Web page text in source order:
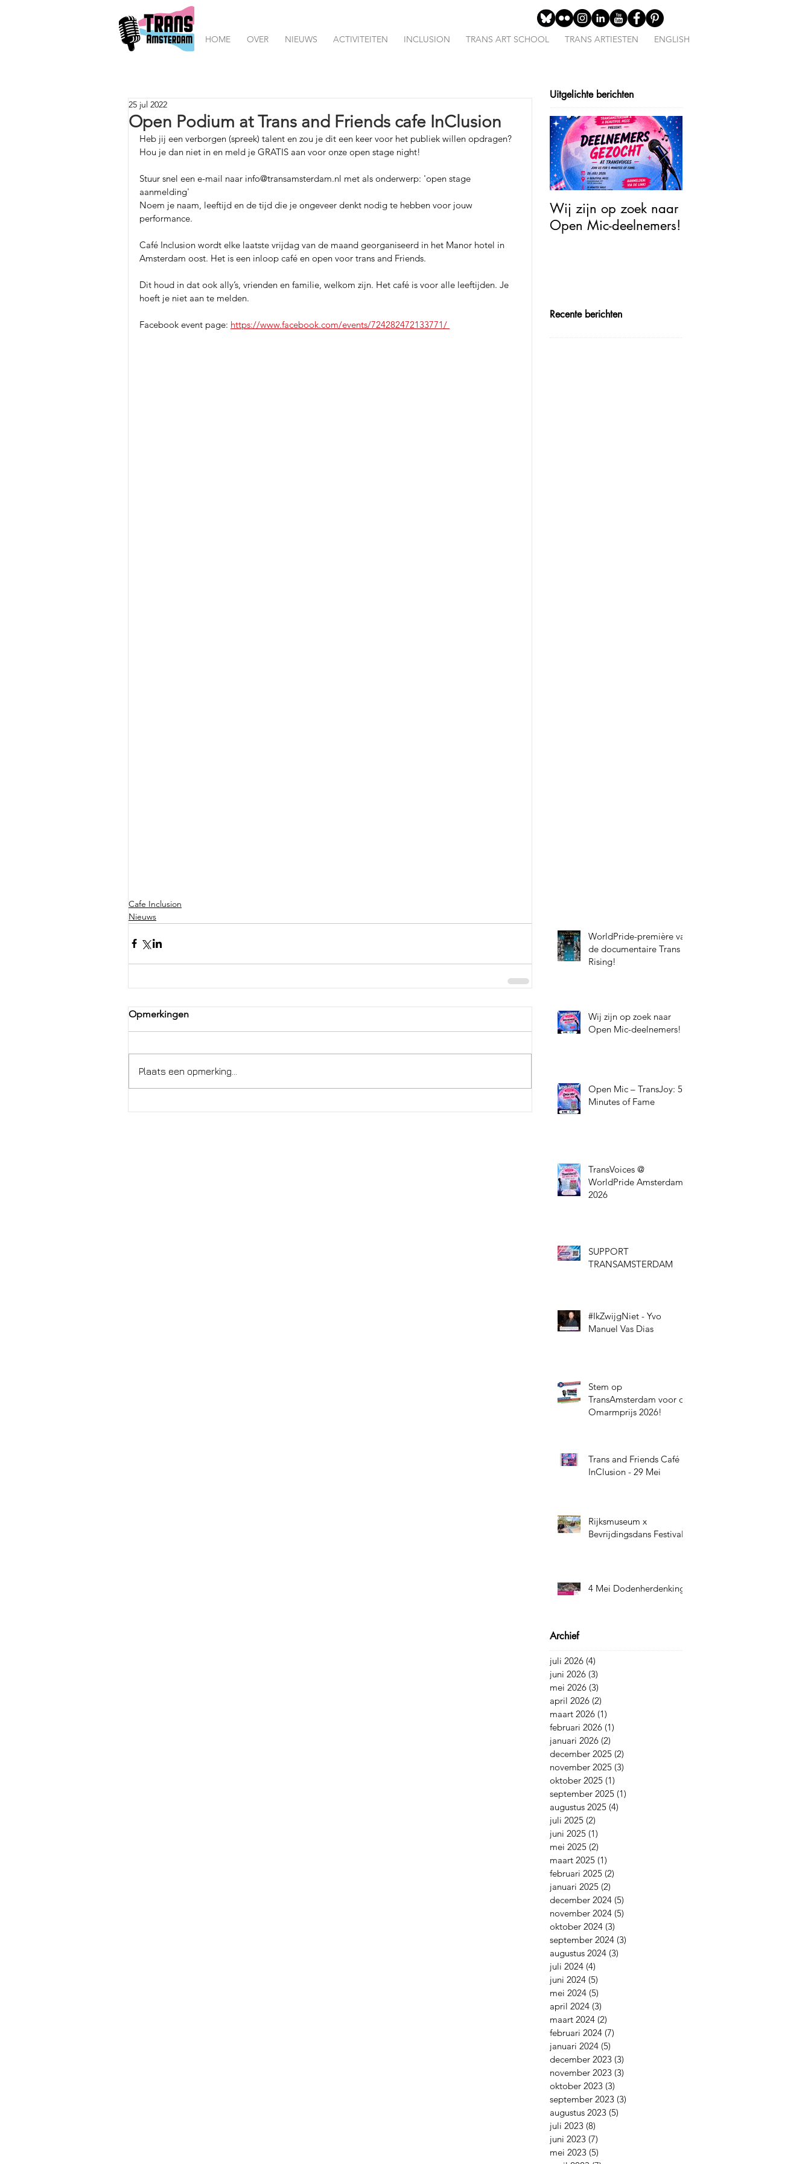
HOME OVER NIEUWS ACTIVITEITEN INCLUSION TRANS ART SCHOOL TRANS ARTIESTEN ENGLISH
Open Podium at Trans and Friends cafe InClusion
25 jul 2022
Heb jij een verborgen (spreek) talent en zou je dit een keer voor het publiek willen opdragen?
Hou je dan niet in en meld je GRATIS aan voor onze open stage night!
Stuur snel een e-mail naar info@transamsterdam.nl met als onderwerp: 'open stage
aanmelding'
Noem je naam, leeftijd en de tijd die je ongeveer denkt nodig te hebben voor jouw
performance.
Café Inclusion wordt elke laatste vrijdag van de maand georganiseerd in het Manor hotel in
Amsterdam oost. Het is een inloop café en open voor trans and Friends.
Dit houd in dat ook ally’s, vrienden en familie, welkom zijn. Het café is voor alle leeftijden. Je
hoeft je niet aan te melden.
Facebook event page: https://www.facebook.com/events/724282472133771/
Cafe Inclusion
Nieuws
Opmerkingen
Plaats een opmerking...
Uitgelichte berichten
Wij zijn op zoek naar
Open Mic-deelnemers!
Recente berichten
WorldPride-première van
de documentaire Trans
Rising!
Wij zijn op zoek naar
Open Mic-deelnemers!
Open Mic – TransJoy: 5
Minutes of Fame
TransVoices @
WorldPride Amsterdam
2026
SUPPORT
TRANSAMSTERDAM
#IkZwijgNiet - Yvo
Manuel Vas Dias
Stem op
TransAmsterdam voor de
Omarmprijs 2026!
Trans and Friends Café
InClusion - 29 Mei
Rijksmuseum x
Bevrijdingsdans Festival
4 Mei Dodenherdenking
Archief
juli 2026 (4)
juni 2026 (3)
mei 2026 (3)
april 2026 (2)
maart 2026 (1)
februari 2026 (1)
januari 2026 (2)
december 2025 (2)
november 2025 (3)
oktober 2025 (1)
september 2025 (1)
augustus 2025 (4)
juli 2025 (2)
juni 2025 (1)
mei 2025 (2)
maart 2025 (1)
februari 2025 (2)
januari 2025 (2)
december 2024 (5)
november 2024 (5)
oktober 2024 (3)
september 2024 (3)
augustus 2024 (3)
juli 2024 (4)
juni 2024 (5)
mei 2024 (5)
april 2024 (3)
maart 2024 (2)
februari 2024 (7)
januari 2024 (5)
december 2023 (3)
november 2023 (3)
oktober 2023 (3)
september 2023 (3)
augustus 2023 (5)
juli 2023 (8)
juni 2023 (7)
mei 2023 (5)